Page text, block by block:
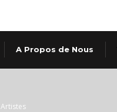
A Propos de Nous
Artistes